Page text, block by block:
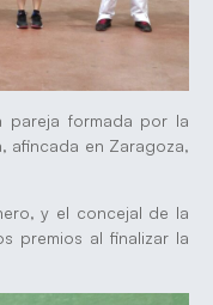
pareja formada por la
afincada en Zaragoza,
y el concejal de la
premios al finalizar la